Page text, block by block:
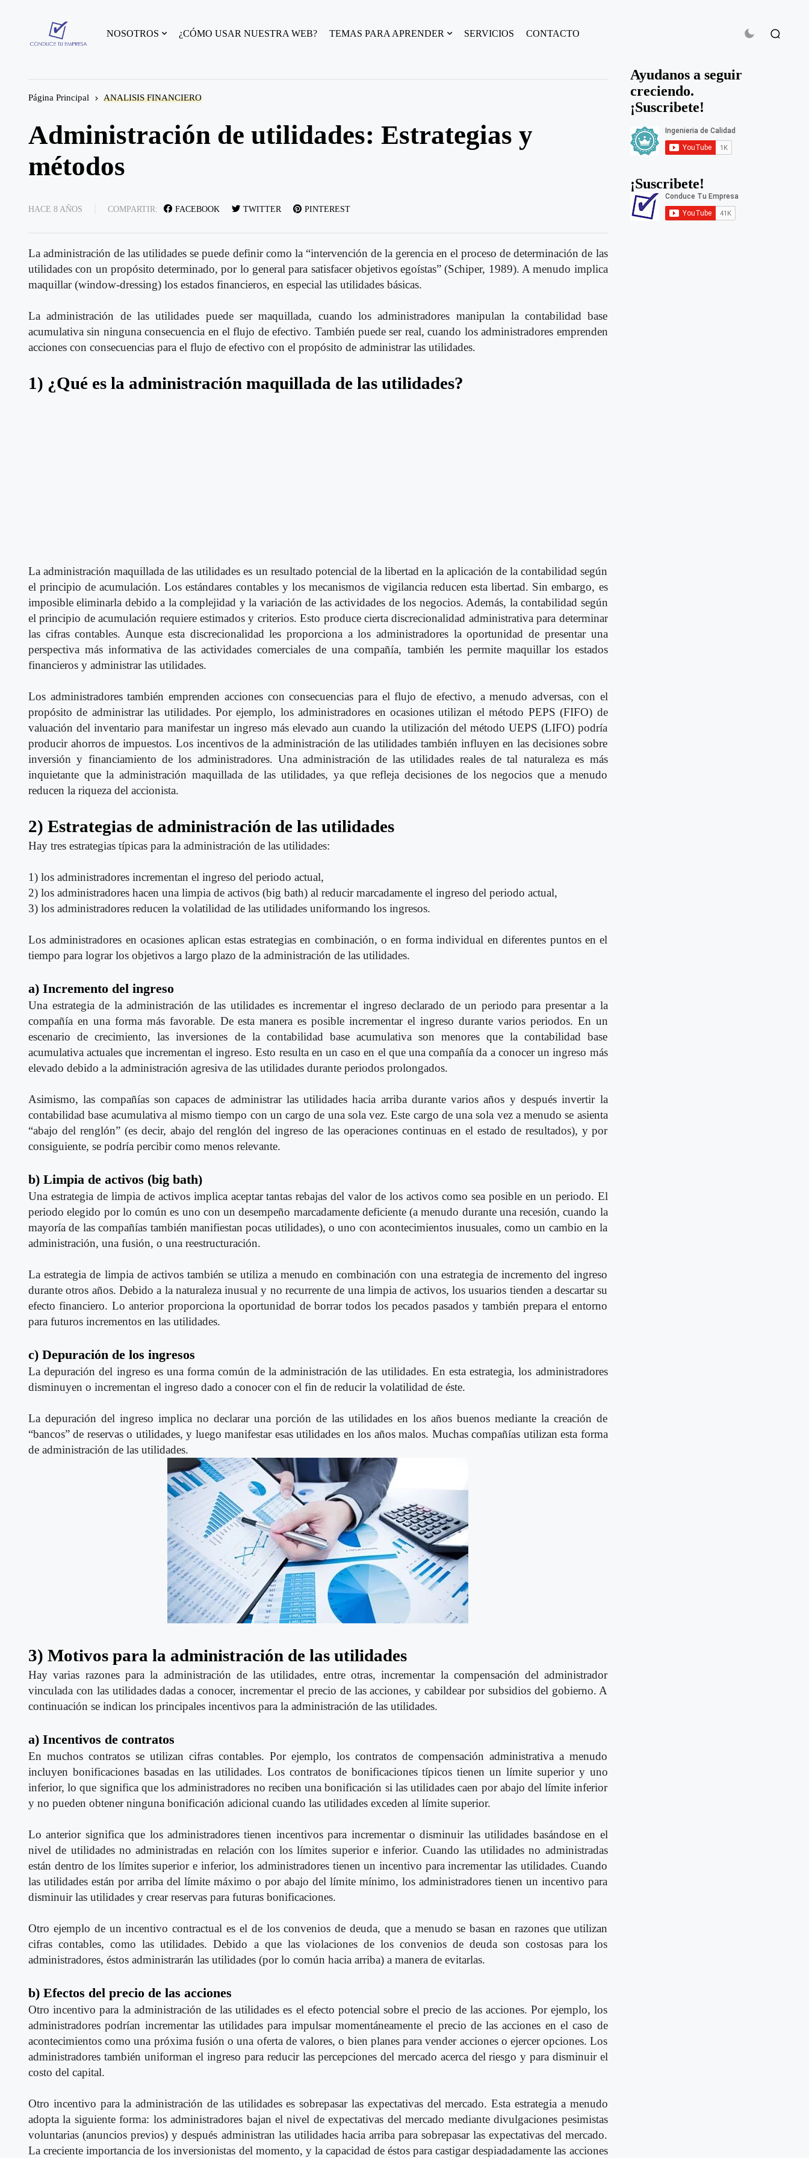
NOSOTROS ¿CÓMO USAR NUESTRA WEB? TEMAS PARA APRENDER SERVICIOS CONTACTO
Página Principal ANALISIS FINANCIERO
Administración de utilidades: Estrategias y
métodos
HACE 8 AÑOS COMPARTIR: FACEBOOK TWITTER PINTEREST
La administración de las utilidades se puede definir como la “intervención de la gerencia en el proceso de determinación de las
utilidades con un propósito determinado, por lo general para satisfacer objetivos egoístas” (Schiper, 1989). A menudo implica
maquillar (window-dressing) los estados financieros, en especial las utilidades básicas.
La administración de las utilidades puede ser maquillada, cuando los administradores manipulan la contabilidad base
acumulativa sin ninguna consecuencia en el flujo de efectivo. También puede ser real, cuando los administradores emprenden
acciones con consecuencias para el flujo de efectivo con el propósito de administrar las utilidades.
1) ¿Qué es la administración maquillada de las utilidades?
La administración maquillada de las utilidades es un resultado potencial de la libertad en la aplicación de la contabilidad según
el principio de acumulación. Los estándares contables y los mecanismos de vigilancia reducen esta libertad. Sin embargo, es
imposible eliminarla debido a la complejidad y la variación de las actividades de los negocios. Además, la contabilidad según
el principio de acumulación requiere estimados y criterios. Esto produce cierta discrecionalidad administrativa para determinar
las cifras contables. Aunque esta discrecionalidad les proporciona a los administradores la oportunidad de presentar una
perspectiva más informativa de las actividades comerciales de una compañía, también les permite maquillar los estados
financieros y administrar las utilidades.
Los administradores también emprenden acciones con consecuencias para el flujo de efectivo, a menudo adversas, con el
propósito de administrar las utilidades. Por ejemplo, los administradores en ocasiones utilizan el método PEPS (FIFO) de
valuación del inventario para manifestar un ingreso más elevado aun cuando la utilización del método UEPS (LIFO) podría
producir ahorros de impuestos. Los incentivos de la administración de las utilidades también influyen en las decisiones sobre
inversión y financiamiento de los administradores. Una administración de las utilidades reales de tal naturaleza es más
inquietante que la administración maquillada de las utilidades, ya que refleja decisiones de los negocios que a menudo
reducen la riqueza del accionista.
2) Estrategias de administración de las utilidades
Hay tres estrategias típicas para la administración de las utilidades:
1) los administradores incrementan el ingreso del periodo actual,
2) los administradores hacen una limpia de activos (big bath) al reducir marcadamente el ingreso del periodo actual,
3) los administradores reducen la volatilidad de las utilidades uniformando los ingresos.
Los administradores en ocasiones aplican estas estrategias en combinación, o en forma individual en diferentes puntos en el
tiempo para lograr los objetivos a largo plazo de la administración de las utilidades.
a) Incremento del ingreso
Una estrategia de la administración de las utilidades es incrementar el ingreso declarado de un periodo para presentar a la
compañía en una forma más favorable. De esta manera es posible incrementar el ingreso durante varios periodos. En un
escenario de crecimiento, las inversiones de la contabilidad base acumulativa son menores que la contabilidad base
acumulativa actuales que incrementan el ingreso. Esto resulta en un caso en el que una compañía da a conocer un ingreso más
elevado debido a la administración agresiva de las utilidades durante periodos prolongados.
Asimismo, las compañías son capaces de administrar las utilidades hacia arriba durante varios años y después invertir la
contabilidad base acumulativa al mismo tiempo con un cargo de una sola vez. Este cargo de una sola vez a menudo se asienta
“abajo del renglón” (es decir, abajo del renglón del ingreso de las operaciones continuas en el estado de resultados), y por
consiguiente, se podría percibir como menos relevante.
b) Limpia de activos (big bath)
Una estrategia de limpia de activos implica aceptar tantas rebajas del valor de los activos como sea posible en un periodo. El
periodo elegido por lo común es uno con un desempeño marcadamente deficiente (a menudo durante una recesión, cuando la
mayoría de las compañías también manifiestan pocas utilidades), o uno con acontecimientos inusuales, como un cambio en la
administración, una fusión, o una reestructuración.
La estrategia de limpia de activos también se utiliza a menudo en combinación con una estrategia de incremento del ingreso
durante otros años. Debido a la naturaleza inusual y no recurrente de una limpia de activos, los usuarios tienden a descartar su
efecto financiero. Lo anterior proporciona la oportunidad de borrar todos los pecados pasados y también prepara el entorno
para futuros incrementos en las utilidades.
c) Depuración de los ingresos
La depuración del ingreso es una forma común de la administración de las utilidades. En esta estrategia, los administradores
disminuyen o incrementan el ingreso dado a conocer con el fin de reducir la volatilidad de éste.
La depuración del ingreso implica no declarar una porción de las utilidades en los años buenos mediante la creación de
“bancos” de reservas o utilidades, y luego manifestar esas utilidades en los años malos. Muchas compañías utilizan esta forma
de administración de las utilidades.
3) Motivos para la administración de las utilidades
Hay varias razones para la administración de las utilidades, entre otras, incrementar la compensación del administrador
vinculada con las utilidades dadas a conocer, incrementar el precio de las acciones, y cabildear por subsidios del gobierno. A
continuación se indican los principales incentivos para la administración de las utilidades.
a) Incentivos de contratos
En muchos contratos se utilizan cifras contables. Por ejemplo, los contratos de compensación administrativa a menudo
incluyen bonificaciones basadas en las utilidades. Los contratos de bonificaciones típicos tienen un límite superior y uno
inferior, lo que significa que los administradores no reciben una bonificación si las utilidades caen por abajo del límite inferior
y no pueden obtener ninguna bonificación adicional cuando las utilidades exceden al límite superior.
Lo anterior significa que los administradores tienen incentivos para incrementar o disminuir las utilidades basándose en el
nivel de utilidades no administradas en relación con los límites superior e inferior. Cuando las utilidades no administradas
están dentro de los límites superior e inferior, los administradores tienen un incentivo para incrementar las utilidades. Cuando
las utilidades están por arriba del límite máximo o por abajo del límite mínimo, los administradores tienen un incentivo para
disminuir las utilidades y crear reservas para futuras bonificaciones.
Otro ejemplo de un incentivo contractual es el de los convenios de deuda, que a menudo se basan en razones que utilizan
cifras contables, como las utilidades. Debido a que las violaciones de los convenios de deuda son costosas para los
administradores, éstos administrarán las utilidades (por lo común hacia arriba) a manera de evitarlas.
b) Efectos del precio de las acciones
Otro incentivo para la administración de las utilidades es el efecto potencial sobre el precio de las acciones. Por ejemplo, los
administradores podrían incrementar las utilidades para impulsar momentáneamente el precio de las acciones en el caso de
acontecimientos como una próxima fusión o una oferta de valores, o bien planes para vender acciones o ejercer opciones. Los
administradores también uniforman el ingreso para reducir las percepciones del mercado acerca del riesgo y para disminuir el
costo del capital.
Otro incentivo para la administración de las utilidades es sobrepasar las expectativas del mercado. Esta estrategia a menudo
adopta la siguiente forma: los administradores bajan el nivel de expectativas del mercado mediante divulgaciones pesimistas
voluntarias (anuncios previos) y después administran las utilidades hacia arriba para sobrepasar las expectativas del mercado.
La creciente importancia de los inversionistas del momento, y la capacidad de éstos para castigar despiadadamente las acciones
Ayudanos a seguir
creciendo.
¡Suscribete!
¡Suscribete!